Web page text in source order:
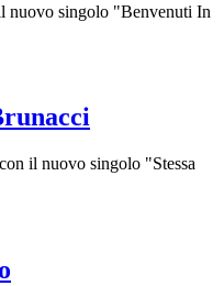
nuovo singolo "Benvenuti In
il nuovo singolo "Stessa